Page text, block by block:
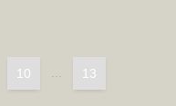
10 13